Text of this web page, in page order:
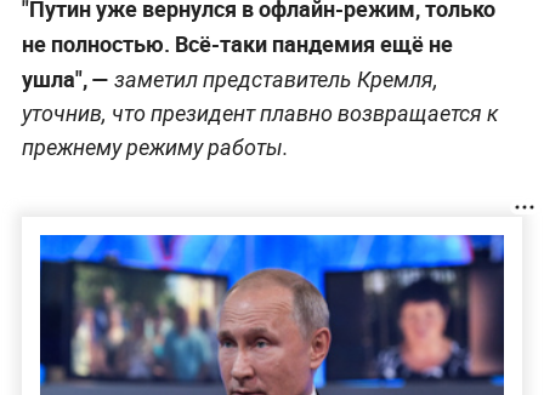
"Путин уже вернулся в офлайн-режим, только
не полностью. Всё-таки пандемия ещё не
ушла", — заметил представитель Кремля,
уточнив, что президент плавно возвращается к
прежнему режиму работы.